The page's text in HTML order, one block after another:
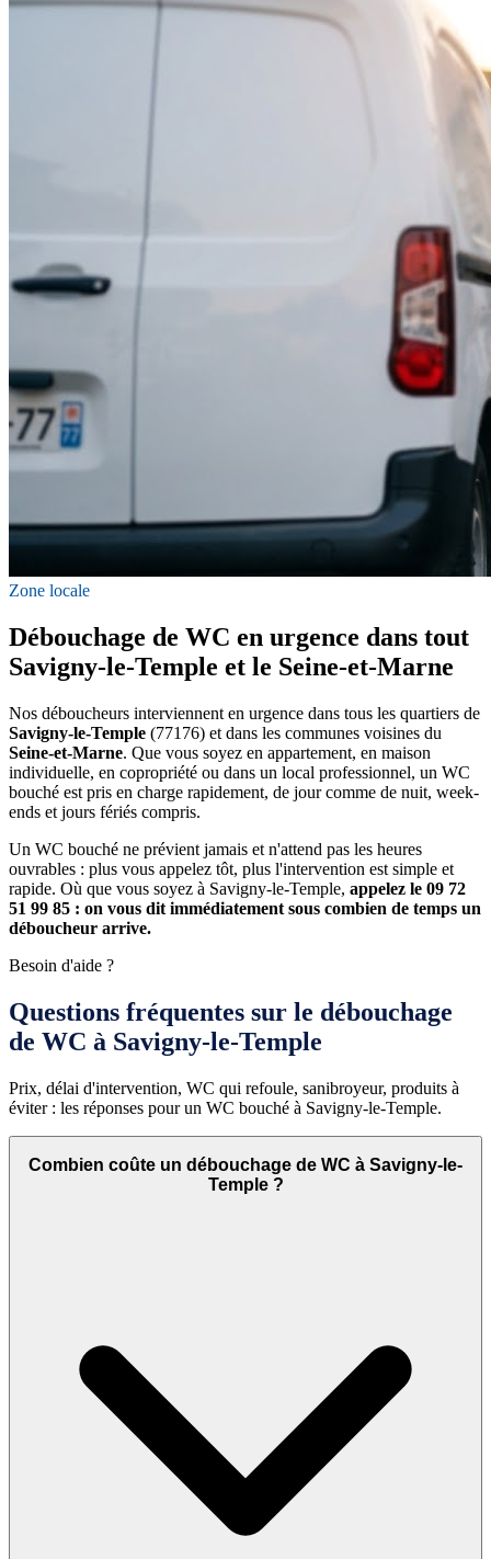
Zone locale
Débouchage de WC en urgence dans tout
Savigny-le-Temple et le Seine-et-Marne
Nos déboucheurs interviennent en urgence dans tous les quartiers de
Savigny-le-Temple (77176) et dans les communes voisines du
Seine-et-Marne. Que vous soyez en appartement, en maison
individuelle, en copropriété ou dans un local professionnel, un WC
bouché est pris en charge rapidement, de jour comme de nuit, week-
ends et jours fériés compris.
Un WC bouché ne prévient jamais et n'attend pas les heures
ouvrables : plus vous appelez tôt, plus l'intervention est simple et
rapide. Où que vous soyez à Savigny-le-Temple, appelez le 09 72
51 99 85 : on vous dit immédiatement sous combien de temps un
déboucheur arrive.
Besoin d'aide ?
Questions fréquentes sur le débouchage
de WC à Savigny-le-Temple
Prix, délai d'intervention, WC qui refoule, sanibroyeur, produits à
éviter : les réponses pour un WC bouché à Savigny-le-Temple.
Combien coûte un débouchage de WC à Savigny-le-
Temple ?